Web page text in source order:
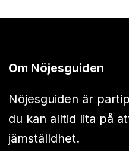
Om Nöjesguiden
Nöjesguiden är
du kan alltid lita på
jämställdhet.